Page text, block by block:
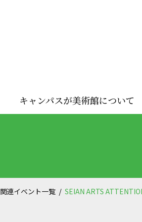
キャンパスが美術館について
関連イベント一覧 SEIAN ARTS